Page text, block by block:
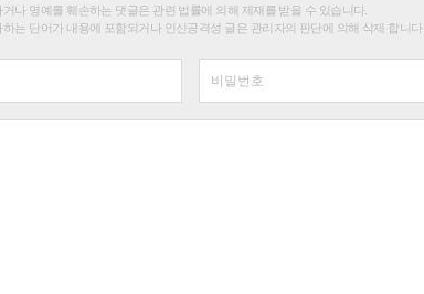
나 명예를 훼손하는 댓글은 관련 법률에 의해 제재를 받을 수 있습니다.
는 단어가 내용에 포함되거나 인신공격성 글은 관리자의 판단에 의해 삭제 합니다.